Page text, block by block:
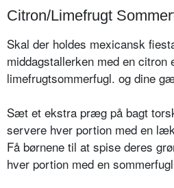
Citron/Limefrugt
Skal der holdes mexicansk
middagstallerken med en citron
limefrugtsommerfugl. og dine
Sæt et ekstra præg på bagt
servere hver portion med en
Få børnene til at spise deres
hver portion med en